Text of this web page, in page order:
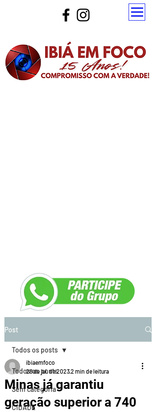
Post
Todos os posts
Sem categoria
CIDADE
Todos os posts
Minas já garantiu
geração superior a 740
ibiaemfoco
28 de jul. de 20232 min de leitura